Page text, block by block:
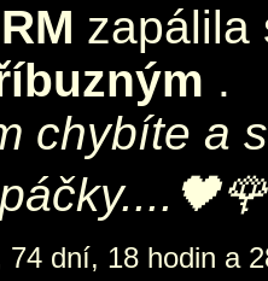
RM
.
chybíte a
74 dní, 18 hodin a